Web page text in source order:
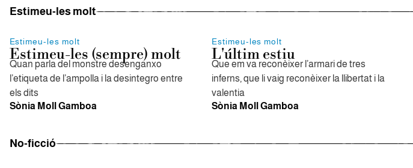
Estimeu-les molt
Estimeu-les molt
Estimeu-les (sempre) molt
Quan parla del monstre desenganxo
l’etiqueta de l’ampolla i la desintegro entre
els dits
Sònia Moll Gamboa
Estimeu-les molt
L'últim estiu
Que em va reconèixer l’armari de tres
inferns, que li vaig reconèixer la llibertat i la
valentia
Sònia Moll Gamboa
No-ficció